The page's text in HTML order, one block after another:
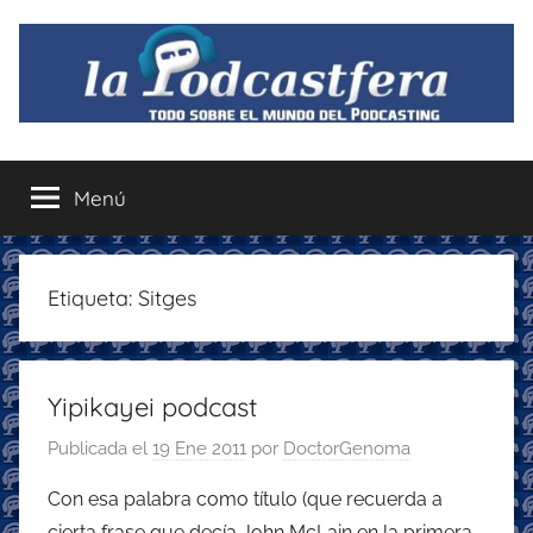
contenido
La
Podcastfera
el
mundo
del
podcasting
recomendaciones
disfrutar
podcastfera
Menú
Etiqueta: Sitges
Yipikayei podcast
Publicada el 19 Ene 2011 por DoctorGenoma
Con esa palabra como título (que recuerda a